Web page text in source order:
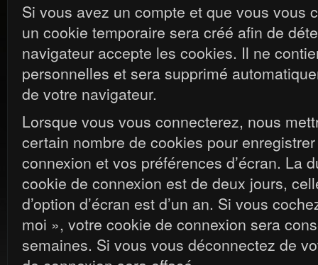
Si vous avez un compte et que vous vous
un cookie temporaire sera créé afin de
navigateur accepte les cookies. Il ne
personnelles et sera supprimé
de votre navigateur.
Lorsque vous vous connecterez, nous
certain nombre de cookies pour
connexion et vos préférences d’écran. La
cookie de connexion est de deux jours,
d’option d’écran est d’un an. Si vous
moi », votre cookie de connexion sera
semaines. Si vous vous déconnectez de